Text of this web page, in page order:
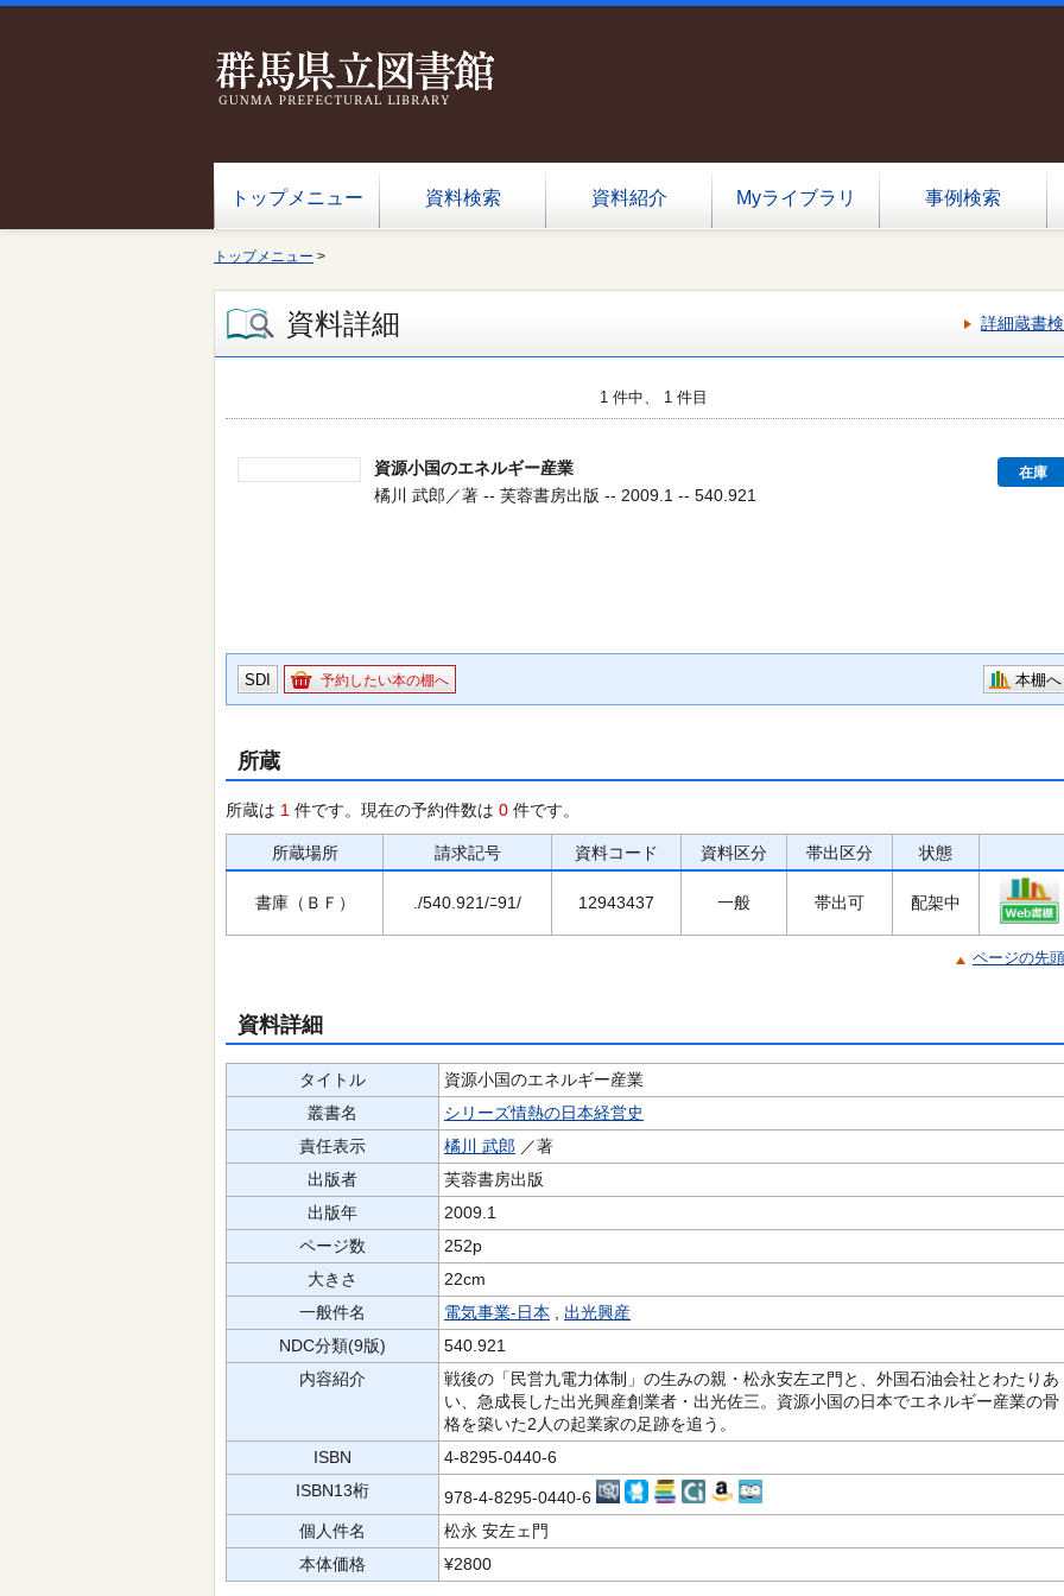
トップメニュー 資料検索 資料紹介 Myライブラリ 事例検索
トップメニュー >
資料詳細 詳細蔵書
1 件中、 1 件目
資源小国のエネルギー産業 在庫
橘川 武郎／著 -- 芙蓉書房出版 -- 2009.1 -- 540.921
SDI 予約したい本の棚へ 本棚へ
所蔵
所蔵は 1 件です。現在の予約件数は 0 件です。
所蔵場所 請求記号 資料コード 資料区分 帯出区分 状態
書庫（ＢＦ） ./540.921/ﾆ91/ 12943437 一般 帯出可 配架中
ページの先
資料詳細
タイトル
資源小国のエネルギー産業
叢書名
シリーズ情熱の日本経営史
責任表示
橘川 武郎 ／著
出版者
芙蓉書房出版
出版年
2009.1
ページ数
252p
大きさ
22cm
一般件名
電気事業-日本
出光興産
NDC分類(9版)
540.921
内容紹介
戦後の「民営九電力体制」の生みの親・松永安左ヱ門と、外国石油会社とわたりあ
い、急成長した出光興産創業者・出光佐三。資源小国の日本でエネルギー産業の骨
格を築いた2人の起業家の足跡を追う。
ISBN
4-8295-0440-6
ISBN13桁
978-4-8295-0440-6
個人件名
松永 安左ェ門
本体価格
¥2800